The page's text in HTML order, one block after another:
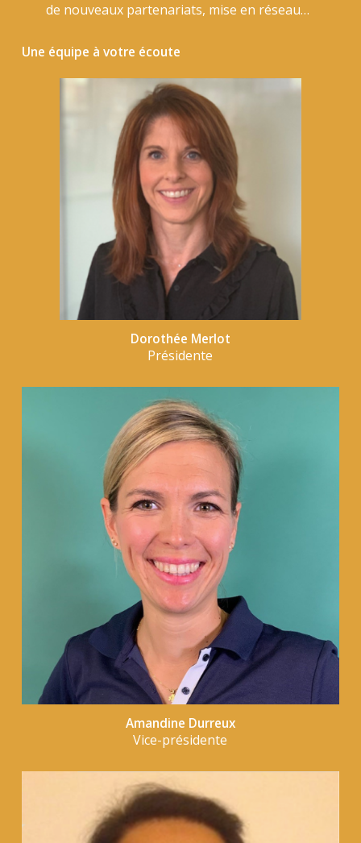
de nouveaux partenariats, mise en réseau…
Une équipe à votre écoute
Dorothée Merlot
Présidente
Amandine Durreux
Vice-présidente